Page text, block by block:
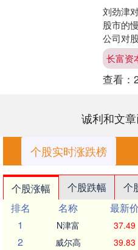
刘劲津
股市的
公司对
步加大
提高长
长富资
查看：
诚利和文
个股实时涨跌榜
个股涨幅 个股跌幅 个
排名
名称 最新价
1
N津富 37.49
2 威尔高 39.83